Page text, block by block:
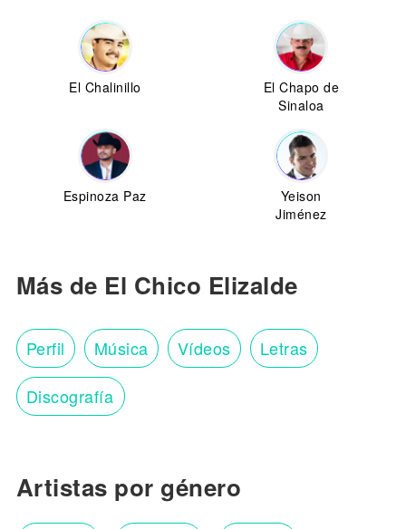
El Chalinillo
El Chapo de
Sinaloa
Espinoza Paz
Yeison
Jiménez
Más de El Chico Elizalde
Perfil Música Vídeos Letras
Discografía
Artistas por género